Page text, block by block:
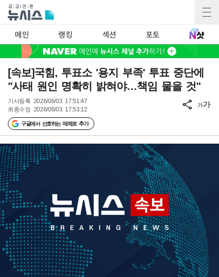
메인 랭킹 섹션 포토
[속보]국힘, 투표소 '용지 부족' 투표 중단에
"사태 원인 명확히 밝혀야…책임 물을 것"
기사등록 2026/06/03 17:51:47
최종수정 2026/06/03 17:53:12
구글에서 선호하는 매체로 추가
가가